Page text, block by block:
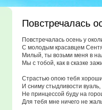
Повстречалась
Повстречалась осень у
С молодым красавцем
Милый, ты возьми меня в
Мы с тобой, как в сказке
Страстью опою тебя
И сниму стыдливости вуаль,
Не принцессой буду на
Для тебя мне ничего не